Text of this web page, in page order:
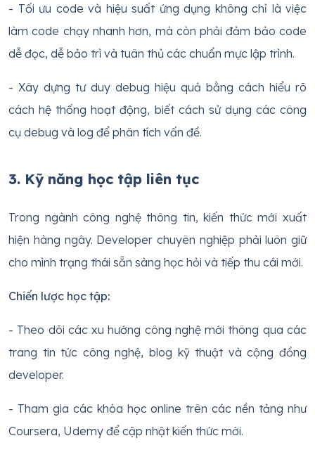
- Tối ưu code và hiệu suất ứng dụng không chỉ là việc
làm code chạy nhanh hơn, mà còn phải đảm bảo code
dễ đọc, dễ bảo trì và tuân thủ các chuẩn mực lập trình.
- Xây dựng tư duy debug hiệu quả bằng cách hiểu rõ
cách hệ thống hoạt động, biết cách sử dụng các công
cụ debug và log để phân tích vấn đề.
3. Kỹ năng học tập liên tục
Trong ngành công nghệ thông tin, kiến thức mới xuất
hiện hàng ngày. Developer chuyên nghiệp phải luôn giữ
cho mình trạng thái sẵn sàng học hỏi và tiếp thu cái mới.
Chiến lược học tập:
- Theo dõi các xu hướng công nghệ mới thông qua các
trang tin tức công nghệ, blog kỹ thuật và cộng đồng
developer.
- Tham gia các khóa học online trên các nền tảng như
Coursera, Udemy để cập nhật kiến thức mới.